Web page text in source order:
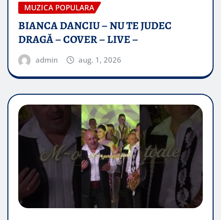
MUZICA POPULARA
BIANCA DANCIU – NU TE JUDEC
DRAGĂ – COVER – LIVE –
admin aug. 1, 2026